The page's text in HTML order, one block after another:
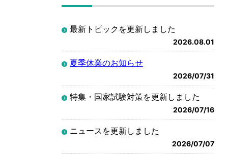
最新トピックを更新しました
2026.08.01
夏季休業のお知らせ
2026/07/31
特集・国家試験対策を更新しました
2026/07/16
ニュースを更新しました
2026/07/07